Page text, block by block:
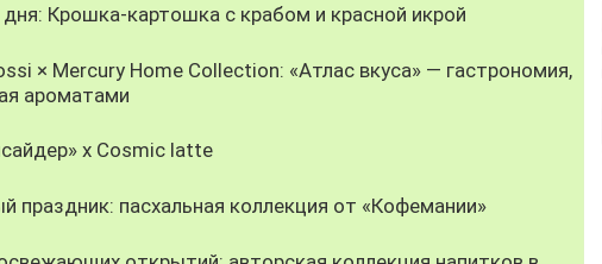
Крошка-картошка с крабом и красной икрой
× Mercury Home Collection: «Атлас вкуса» — гастрономия,
ароматами
х Cosmic latte
праздник: пасхальная коллекция от «Кофемании»